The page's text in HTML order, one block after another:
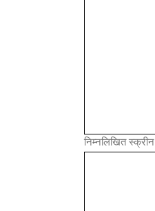
निम्नलिखित